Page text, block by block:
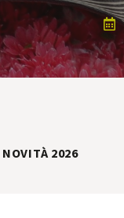
NOVITÀ 2026